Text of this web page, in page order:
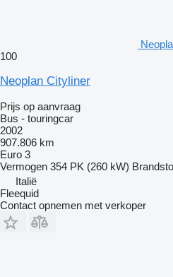
100
Neoplan Cityliner
Prijs op aanvraag
Bus - touringcar
2002
907.806 km
Euro 3
Vermogen 354 PK (260 kW)
Italië
Fleequid
Contact opnemen met verkoper